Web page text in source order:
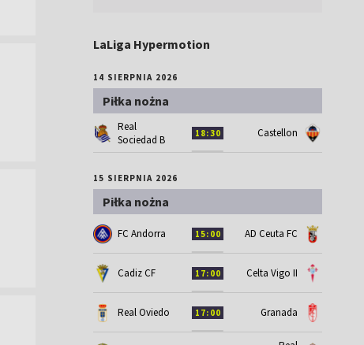
LaLiga Hypermotion
14 SIERPNIA 2026
Piłka nożna
Real
Sociedad B
18:30 Castellon
15 SIERPNIA 2026
Piłka nożna
FC Andorra 15:00 AD Ceuta FC
Cadiz CF 17:00 Celta Vigo II
Real Oviedo 17:00 Granada